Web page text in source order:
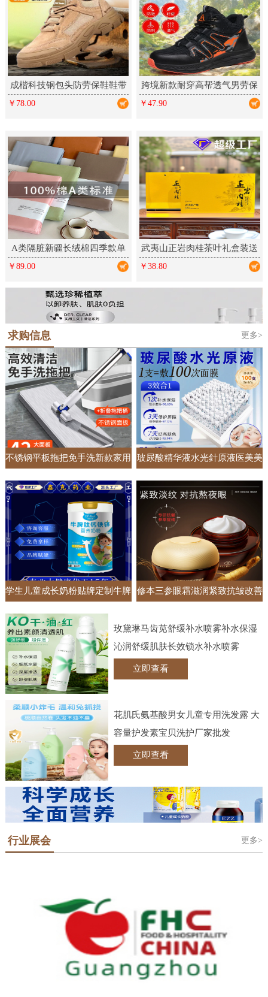
成楷科技钢包头防劳保鞋鞋带
反绒皮凯夫拉中底防刺橡胶工
￥78.00
跨境新款耐穿高帮透气男劳保
鞋防滑厨师轻便舒适防砸防刺
￥47.90
A类隔脏新疆长绒棉四季款单
件床单床笠床上铺盖单品全棉
￥89.00
武夷山正岩肉桂茶叶礼盒装送
礼乌龙茶新茶大红袍岩茶高档
￥38.80
求购信息 更多>
不锈钢平板拖把免手洗新款家用
一拖净懒人加大加宽吸水拖地神
器
玻尿酸精华液水光針原液医美美
容院专供面部护肤套盒居家收缩
毛孔
学生儿童成长奶粉贴牌定制牛脾
肽钙铁锌调制乳粉高钙牛奶粉
修本三参眼霜滋润紧致抗皱改善
发
玫黛琳马齿苋舒缓补水喷雾补水保湿
沁润舒缓肌肤长效锁水补水喷雾
立即查看
花肌氏氨基酸男女儿童专用洗发露 大
容量护发素宝贝洗护厂家批发
立即查看
行业展会 更多>